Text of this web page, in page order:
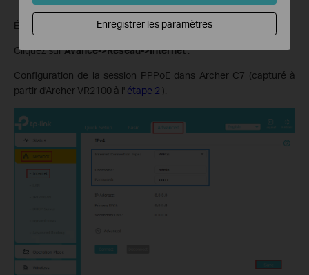
Étape 7 :
Cliquez surAvancé->Réseau->Internet.
Configuration de la session PPPoE dans Archer C7 (capturé à
partir d'Archer VR2100 à l' étape 2 ).
Enregistrer les paramètres